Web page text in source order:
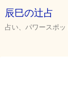
辰巳の辻占
占い、パワースポ